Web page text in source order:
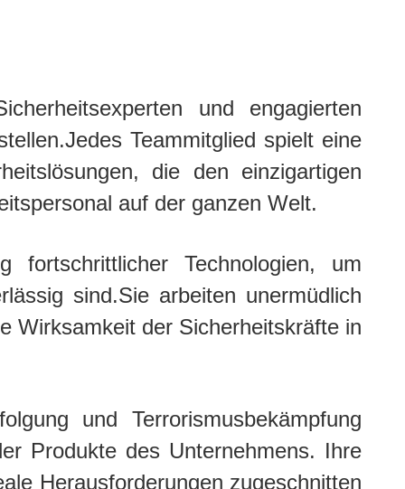
und engagierten
Teammitglied spielt eine
die den einzigartigen
auf der ganzen Welt.
Technologien, um
sind.Sie arbeiten unermüdlich
Wirksamkeit der Sicherheitskräfte in
und Terrorismusbekämpfung
Produkte des Unternehmens. Ihre
Herausforderungen zugeschnitten